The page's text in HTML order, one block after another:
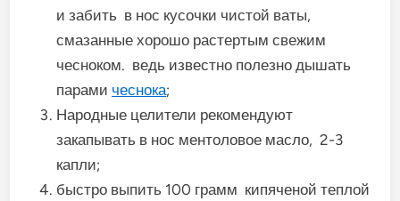
и забить в нос кусочки чистой ваты,
смазанные хорошо растертым свежим
чесноком. ведь известно полезно дышать
парами чеснока;
Народные целители рекомендуют
закапывать в нос ментоловое масло, 2-3
капли;
быстро выпить 100 грамм кипяченой теплой